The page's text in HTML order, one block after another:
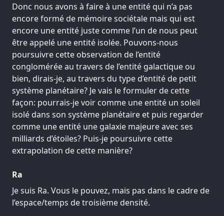
Donc nous avons à faire à une entité qui n’a pas
encore formé de mémoire sociétale mais qui est
encore une entité juste comme l’un de nous peut
être appelé une entité isolée. Pouvons-nous
poursuivre cette observation de l’entité
conglomérée au travers de l’entité galactique ou
bien, dirais-je, au travers du type d’entité de petit
système planétaire? Je vais le formuler de cette
façon: pourrais-je voir comme une entité un soleil
isolé dans son système planétaire et puis regarder
comme une entité une galaxie majeure avec ses
milliards d’étoiles? Puis-je poursuivre cette
extrapolation de cette manière?
Ra
Je suis Ra. Vous le pouvez, mais pas dans le cadre de
l’espace/temps de troisième densité.